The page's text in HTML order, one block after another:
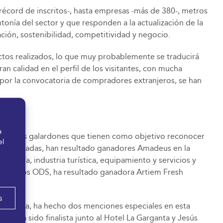
de inscritos-, hasta empresas -más de 380-, metros
del sector y que responden a la actualización de la
sostenibilidad, competitividad y negocio.
realizados, lo que muy probablemente se traducirá
calidad en el perfil de los visitantes, con mucha
la convocatoria de compradores extranjeros, se han
unos galardones que tienen como objetivo reconocer
han resultado ganadores Amadeus en la
industria turística, equipamiento y servicios y
los ODS, ha resultado ganadora Artiem Fresh
ha hecho dos menciones especiales en esta
ha sido finalista junto al Hotel La Garganta y Jesús